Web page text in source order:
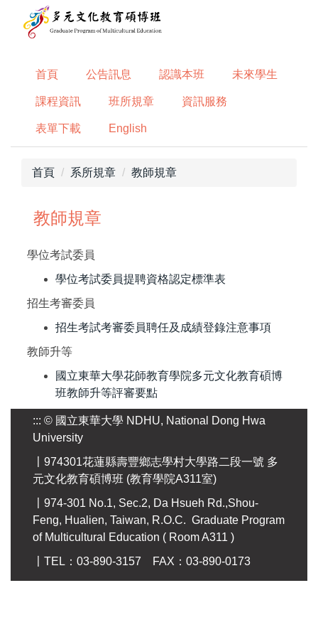
首頁 公告訊息 認識本班 未來學生
課程資訊 班所規章 資訊服務
表單下載 English
首頁 系所規章 教師規章
教師規章
學位考試委員
學位考試委員提聘資格認定標準表
招生考審委員
招生考試考審委員聘任及成績登錄注意事項
教師升等
國立東華大學花師教育學院多元文化教育碩博
班教師升等評審要點
::: © 國立東華大學 NDHU, National Dong Hwa
University
〡974301花蓮縣壽豐鄉志學村大學路二段一號 多
元文化教育碩博班 (教育學院A311室)
〡974-301 No.1, Sec.2, Da Hsueh Rd.,Shou-
Feng, Hualien, Taiwan, R.O.C. Graduate Program
of Multicultural Education ( Room A311 )
〡TEL：03-890-3157 FAX：03-890-0173